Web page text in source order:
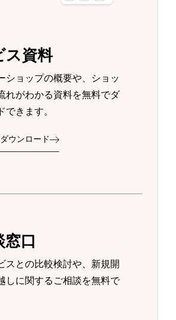
ス資料
ショップの概要や、ショッ
れがわかる資料を無料でダ
できます。
ウンロード
窓口
スとの比較検討や、新規開
しに関するご相談を無料で